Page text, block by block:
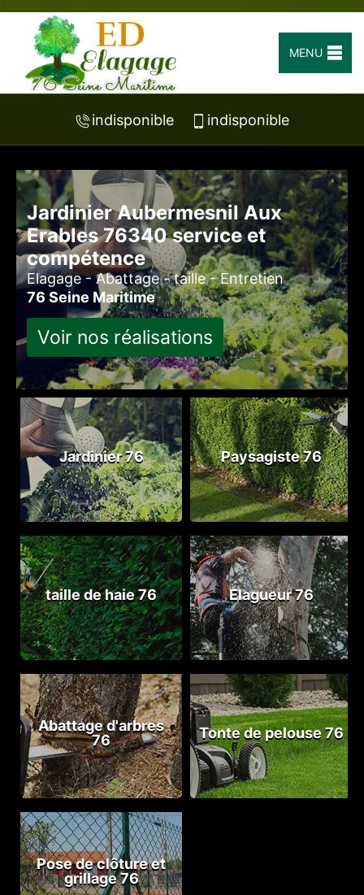
MENU
indisponible indisponible
Jardinier Aubermesnil Aux
Erables 76340 service et
compétence
Elagage - Abattage - taille - Entretien
76 Seine Maritime
Voir nos réalisations
Jardinier 76 Paysagiste 76
taille de haie 76 Elagueur 76
Abattage d'arbres
76
Tonte de pelouse 76
Pose de clôture et
grillage 76